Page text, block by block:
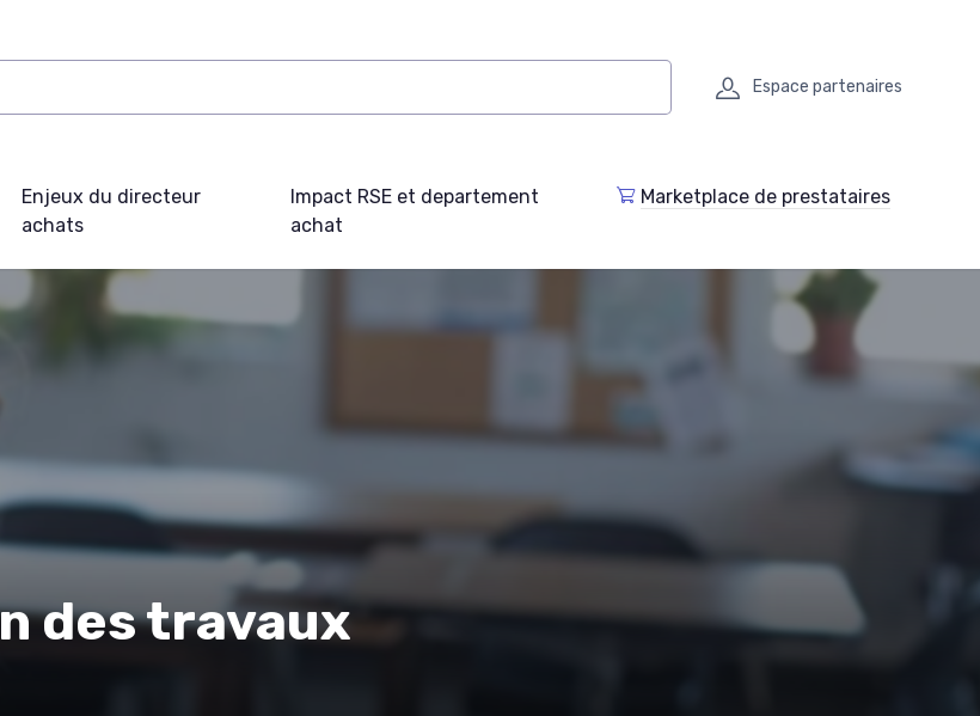
Espace partenaires
Enjeux du directeur
achats
Impact RSE et departement
achat
Marketplace de prestataires
des travaux